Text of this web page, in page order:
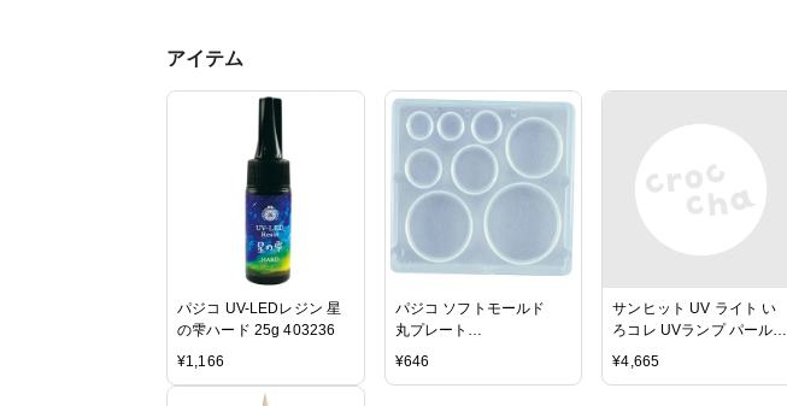
アイテム
パジコ UV-LEDレジン 星
の雫ハード 25g 403236
¥1,166
パジコ ソフトモールド
丸プレート
W90XD12XH80mm
¥646
サンヒット UV ライト い
ろコレ UVランプ パールホ
ワイト | レジン UVライト
UVレジン レジンクラフト
¥4,665